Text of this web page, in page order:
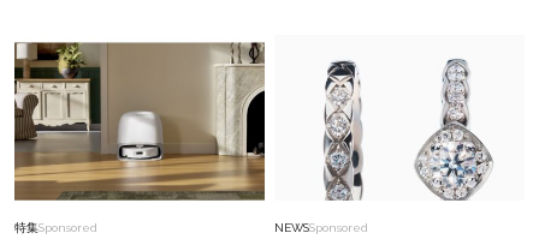
「それどこの？」と褒められる！可愛すぎる
【YSL】の新作「万能クリーム」が夏のお守りに
Lifestyle 2026.8.5
マニアが厳選、ソウル最旬【スイーツカフェ】4
選！買い物の合間にひと休み〈チーズケーキ、ヨ
特集Sponsored NEWSSponsored